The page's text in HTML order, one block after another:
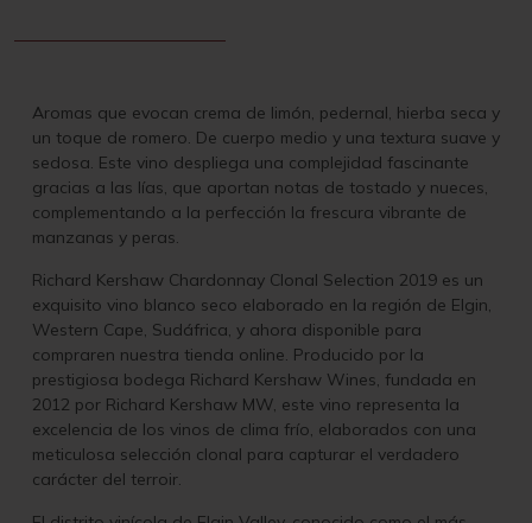
Aromas que evocan crema de limón, pedernal, hierba seca y
un toque de romero. De cuerpo medio y una textura suave y
sedosa. Este vino despliega una complejidad fascinante
gracias a las lías, que aportan notas de tostado y nueces,
complementando a la perfección la frescura vibrante de
manzanas y peras.
Richard Kershaw Chardonnay Clonal Selection 2019 es un
exquisito vino blanco seco elaborado en la región de Elgin,
Western Cape, Sudáfrica, y ahora disponible para
compraren nuestra tienda online. Producido por la
prestigiosa bodega Richard Kershaw Wines, fundada en
2012 por Richard Kershaw MW, este vino representa la
excelencia de los vinos de clima frío, elaborados con una
meticulosa selección clonal para capturar el verdadero
carácter del terroir.